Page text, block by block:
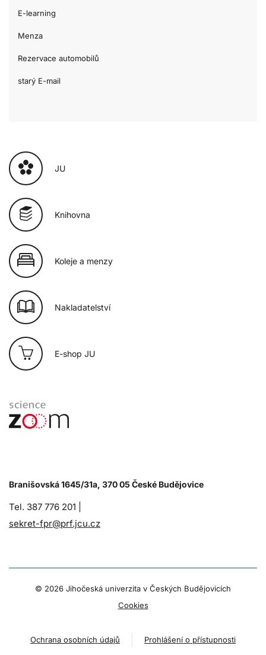
E-learning
Menza
Rezervace automobilů
starý E-mail
JU
Knihovna
Koleje a menzy
Nakladatelství
E-shop JU
Branišovská 1645/31a, 370 05 České Budějovice
Tel. 387 776 201 |
sekret-fpr@prf.jcu.cz
© 2026 Jihočeská univerzita v Českých Budějovicích
Cookies
Ochrana osobních údajů Prohlášení o přístupnosti